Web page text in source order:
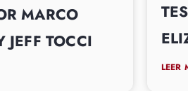
MARCO
JEFF TOCCI
LEER